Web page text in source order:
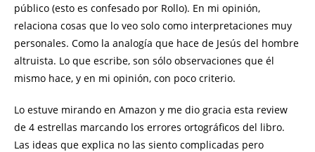
público (esto es confesado por Rollo). En mi opinión,
relaciona cosas que lo veo solo como interpretaciones muy
personales. Como la analogía que hace de Jesús del hombre
altruista. Lo que escribe, son sólo observaciones que él
mismo hace, y en mi opinión, con poco criterio.
Lo estuve mirando en Amazon y me dio gracia esta review
de 4 estrellas marcando los errores ortográficos del libro.
Las ideas que explica no las siento complicadas pero